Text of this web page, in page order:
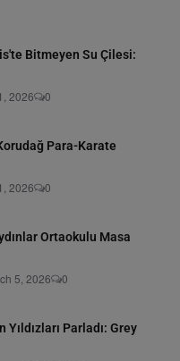
Bitmeyen Su Çilesi:
2026 0
Para-Karate
2026 0
Ortaokulu Masa
5, 2026 0
Yıldızları Parladı: Grey